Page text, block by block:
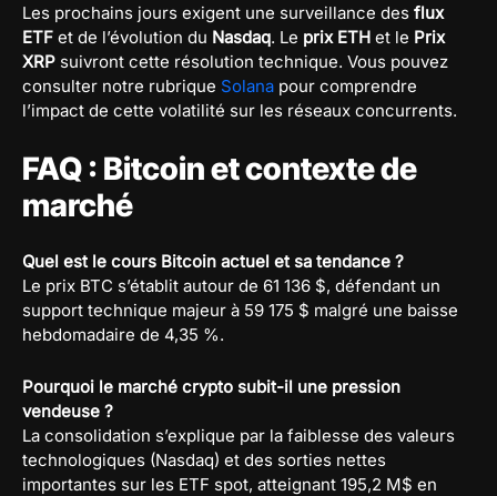
Les prochains jours exigent une surveillance des flux
ETF et de l’évolution du Nasdaq. Le prix ETH et le Prix
XRP suivront cette résolution technique. Vous pouvez
consulter notre rubrique Solana pour comprendre
l’impact de cette volatilité sur les réseaux concurrents.
FAQ : Bitcoin et contexte de
marché
Quel est le cours Bitcoin actuel et sa tendance ?
Le prix BTC s’établit autour de 61 136 $, défendant un
support technique majeur à 59 175 $ malgré une baisse
hebdomadaire de 4,35 %.
Pourquoi le marché crypto subit-il une pression
vendeuse ?
La consolidation s’explique par la faiblesse des valeurs
technologiques (Nasdaq) et des sorties nettes
importantes sur les ETF spot, atteignant 195,2 M$ en